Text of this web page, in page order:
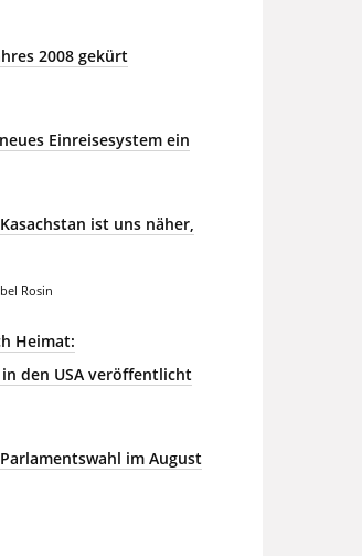
2008 gekürt
Einreisesystem ein
ist uns näher,
Rosin
Heimat:
den USA veröffentlicht
im August